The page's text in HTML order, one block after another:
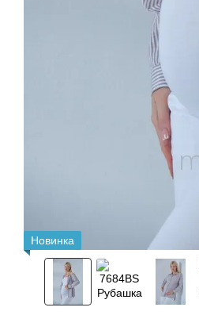
Новинка